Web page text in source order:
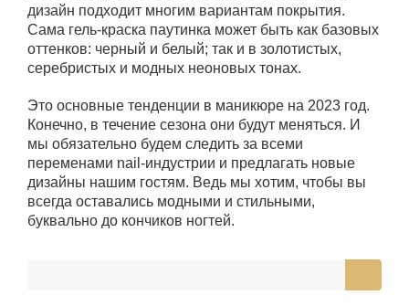
дизайн подходит многим вариантам покрытия.
Сама гель-краска паутинка может быть как базовых
оттенков: черный и белый; так и в золотистых,
серебристых и модных неоновых тонах.
Это основные тенденции в маникюре на 2023 год.
Конечно, в течение сезона они будут меняться. И
мы обязательно будем следить за всеми
переменами nail-индустрии и предлагать новые
дизайны нашим гостям. Ведь мы хотим, чтобы вы
всегда оставались модными и стильными,
буквально до кончиков ногтей.